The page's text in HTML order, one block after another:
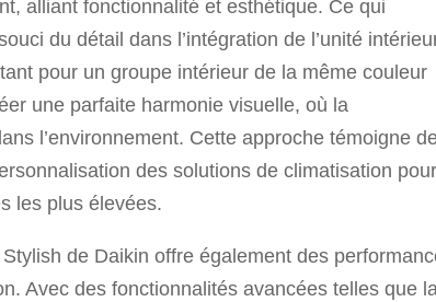
alliant fonctionnalité et esthétique. Ce qui
du détail dans l’intégration de l’unité
pour un groupe intérieur de la même couleur
une parfaite harmonie visuelle, où la
l’environnement. Cette approche témoigne
des solutions de climatisation pour
les plus élevées.
de Daikin offre également des
Avec des fonctionnalités avancées telles que